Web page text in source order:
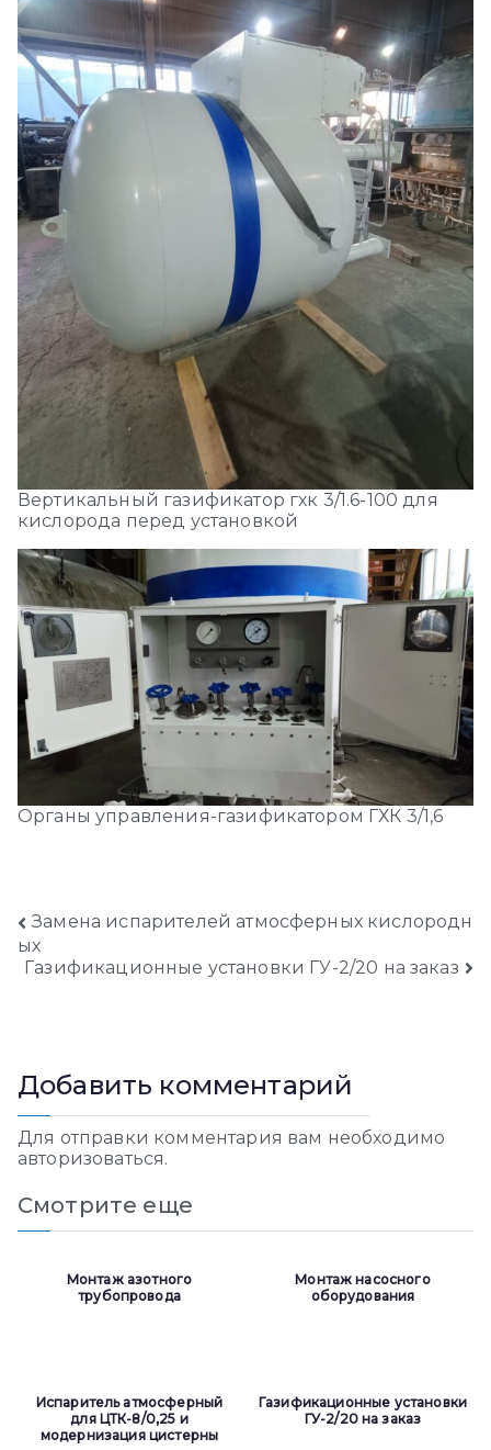
Вертикальный газификатор гхк 3/1.6-100 для
кислорода перед установкой
Органы управления-газификатором ГХК 3/1,6
Навигация
по
Замена испарителей атмосферных кислородн
ых
Газификационные установки ГУ-2/20 на заказ
Добавить комментарий
Для отправки комментария вам необходимо
авторизоваться.
Смотрите еще
Монтаж азотного
трубопровода
Монтаж насосного
оборудования
Испаритель атмосферный
для ЦТК-8/0,25 и
модернизация цистерны
Газификационные установки
ГУ-2/20 на заказ